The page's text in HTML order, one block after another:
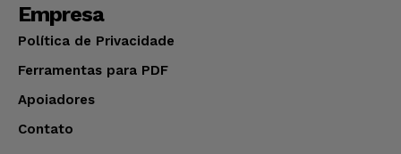
Empresa
Política de Privacidade
Ferramentas para PDF
Apoiadores
Contato